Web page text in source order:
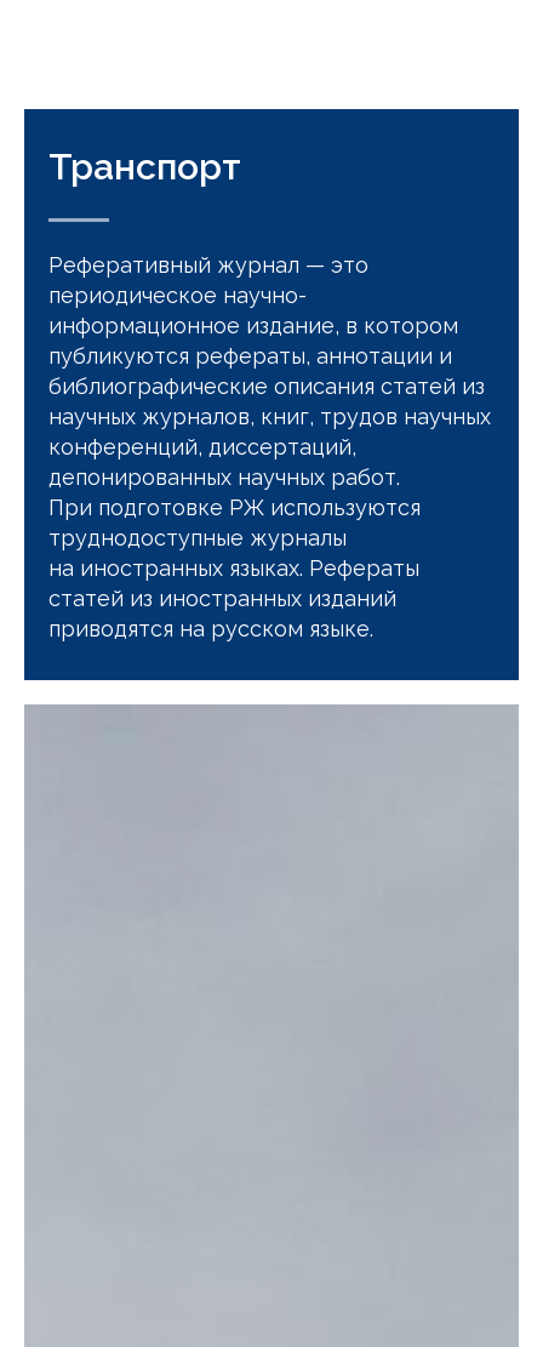
Транспорт
Реферативный журнал — это
периодическое научно-
информационное издание, в котором
публикуются рефераты, аннотации и
библиографические описания статей из
научных журналов, книг, трудов научных
конференций, диссертаций,
депонированных научных работ.
При подготовке РЖ используются
труднодоступные журналы
на иностранных языках. Рефераты
статей из иностранных изданий
приводятся на русском языке.